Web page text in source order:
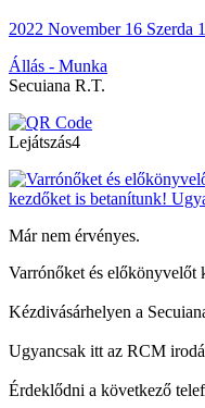
2022 November 16 Szerda
Állás - Munka
Secuiana R.T.
Lejátszás4
Már nem érvényes.
Varrónőket és előkönyvelőt
Kézdivásárhelyen a
Ugyancsak itt az RCM
Érdeklődni a következő